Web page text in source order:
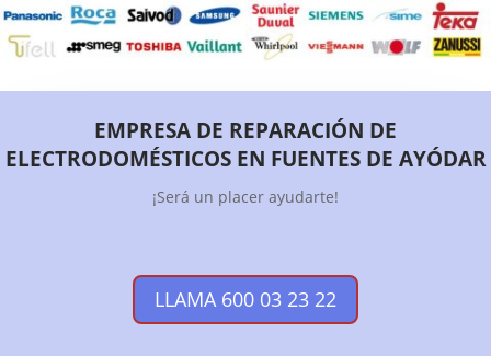
EMPRESA DE REPARACIÓN DE
ELECTRODOMÉSTICOS EN FUENTES DE AYÓDAR
¡Será un placer ayudarte!
LLAMA 600 03 23 22